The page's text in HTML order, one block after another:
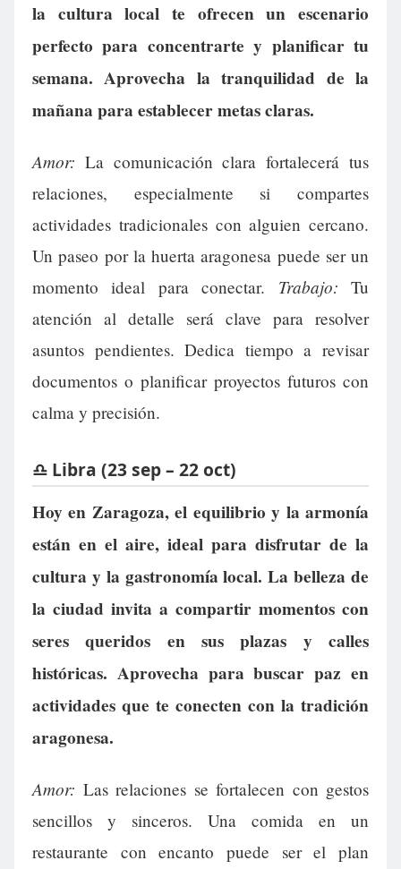
la cultura local te ofrecen un escenario
perfecto para concentrarte y planificar tu
semana. Aprovecha la tranquilidad de la
mañana para establecer metas claras.
Amor: La comunicación clara fortalecerá tus
relaciones, especialmente si compartes
actividades tradicionales con alguien cercano.
Un paseo por la huerta aragonesa puede ser un
momento ideal para conectar. Trabajo: Tu
atención al detalle será clave para resolver
asuntos pendientes. Dedica tiempo a revisar
documentos o planificar proyectos futuros con
calma y precisión.
♎ Libra (23 sep – 22 oct)
Hoy en Zaragoza, el equilibrio y la armonía
están en el aire, ideal para disfrutar de la
cultura y la gastronomía local. La belleza de
la ciudad invita a compartir momentos con
seres queridos en sus plazas y calles
históricas. Aprovecha para buscar paz en
actividades que te conecten con la tradición
aragonesa.
Amor: Las relaciones se fortalecen con gestos
sencillos y sinceros. Una comida en un
restaurante con encanto puede ser el plan